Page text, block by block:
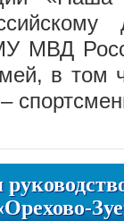
МВД
в том